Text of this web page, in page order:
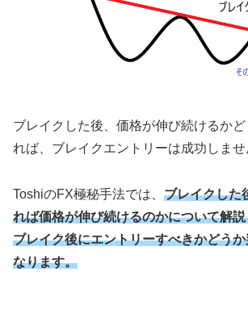
ブレイクした後、価格が伸び続けるか
れば、ブレイクエントリーは成功しませ
ToshiのFX極秘手法では、 ブレイクした
れば価格が伸び続けるのかについて解
ブレイク後にエントリーすべきかどう
なります。